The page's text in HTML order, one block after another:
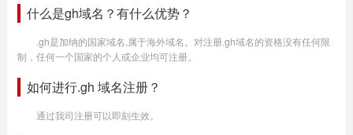
什么是gh域名？有什么优势？
.gh是加纳的国家域名,属于海外域名。对注册.gh域名的资格没有任何限
制，任何一个国家的个人或企业均可注册。
如何进行.gh 域名注册？
通过我司注册可以即刻生效。